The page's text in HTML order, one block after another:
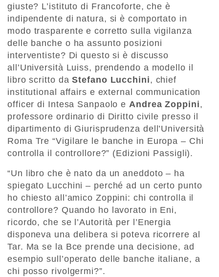
giuste? L’istituto di Francoforte, che è
indipendente di natura, si è comportato in
modo trasparente e corretto sulla vigilanza
delle banche o ha assunto posizioni
interventiste? Di questo si è discusso
all’Università Luiss, prendendo a modello il
libro scritto daStefano Lucchini, chief
institutional affairs e external communication
officer di Intesa Sanpaolo eAndrea Zoppini,
professore ordinario di Diritto civile presso il
dipartimento di Giurisprudenza dell’Università
Roma Tre “Vigilare le banche in Europa – Chi
controlla il controllore?” (Edizioni Passigli).
“Un libro che è nato da un aneddoto – ha
spiegato Lucchini – perché ad un certo punto
ho chiesto all’amico Zoppini: chi controlla il
controllore? Quando ho lavorato in Eni,
ricordo, che se l’Autorità per l’Energia
disponeva una delibera si poteva ricorrere al
Tar. Ma se la Bce prende una decisione, ad
esempio sull’operato delle banche italiane, a
chi posso rivolgermi?”.